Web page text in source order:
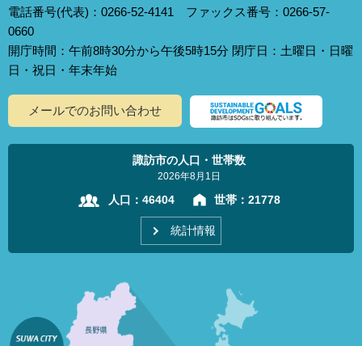
電話番号(代表)：0266-52-4141 ファックス番号：0266-57-
0660
開庁時間：午前8時30分から午後5時15分 閉庁日：土曜日・日曜
日・祝日・年末年始
メールでのお問い合わせ
諏訪市の人口・世帯数
2026年8月1日
人口： 46404 世帯： 21778
統計情報